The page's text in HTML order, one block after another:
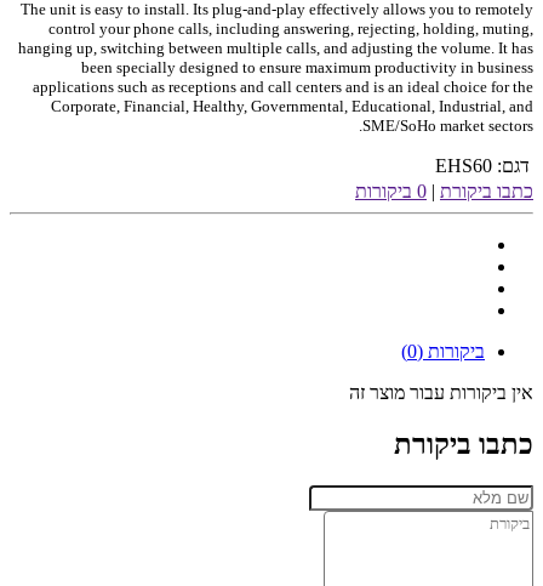
The unit is easy to install. Its plug-and-play effectively allows you to remotely
control your phone calls, including answering, rejecting, holding, muting,
hanging up, switching between multiple calls, and adjusting the volume. It has
been specially designed to ensure maximum productivity in business
applications such as receptions and call centers and is an ideal choice for the
Corporate, Financial, Healthy, Governmental, Educational, Industrial, and
SME/SoHo market sectors.
דגם: EHS60
כתבו ביקורת | 0 ביקורות
ביקורות (0)
אין ביקורות עבור מוצר זה
כתבו ביקורת